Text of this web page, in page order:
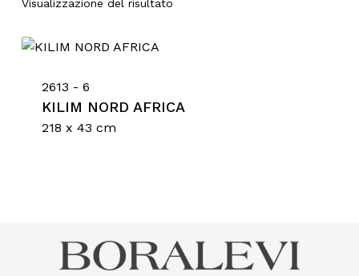
Go To Shop
Visualizzazione del risultato
2613 - 6
KILIM NORD AFRICA
218 x 43 cm